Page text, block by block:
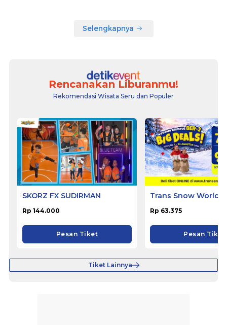
Selengkapnya
Rencanakan Liburanmu!
Rekomendasi Wisata Seru dan Populer
SKORZ FX SUDIRMAN
Rp 144.000
Pesan Tiket
Trans Snow World
Rp 63.375
Pesan Tiket
Tiket Lainnya